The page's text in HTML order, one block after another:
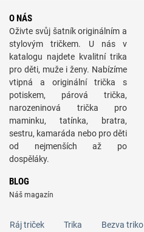
O NÁS
Oživte svůj šatník originálním a
stylovým tričkem. U nás v
katalogu najdete kvalitní trika
pro děti, muže i ženy. Nabízíme
vtipná a originální trička s
potiskem, párová trička,
narozeninová trička pro
maminku, tatínka, bratra,
sestru, kamaráda nebo pro děti
od nejmenších až po
dospěláky.
BLOG
Náš magazín
Ráj triček Trika Bezva triko